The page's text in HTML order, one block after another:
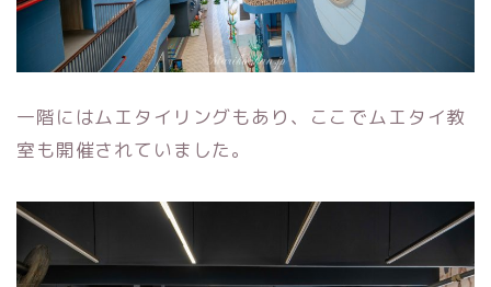
一階にはムエタイリングもあり、ここでムエタイ教
室も開催されていました。